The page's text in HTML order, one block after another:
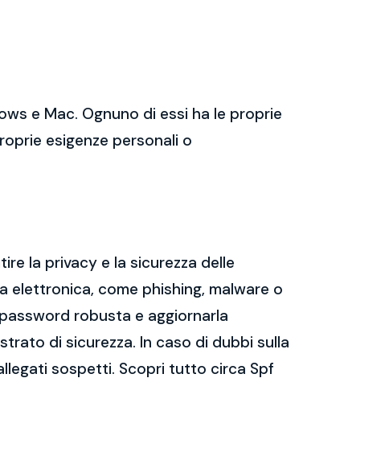
e Mac. Ognuno di essi ha le proprie
esigenze personali o
la privacy e la sicurezza delle
come phishing, malware o
robusta e aggiornarla
di sicurezza. In caso di dubbi sulla
sospetti. Scopri tutto circa Spf